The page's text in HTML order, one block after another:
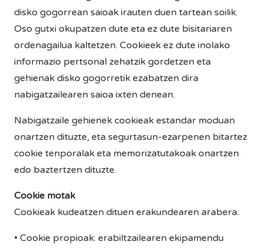
disko gogorrean saioak irauten duen tartean soilik.
Oso gutxi okupatzen dute eta ez dute bisitariaren
ordenagailua kaltetzen. Cookieek ez dute inolako
informazio pertsonal zehatzik gordetzen eta
gehienak disko gogorretik ezabatzen dira
nabigatzailearen saioa ixten denean.
Nabigatzaile gehienek cookieak estandar moduan
onartzen dituzte, eta segurtasun-ezarpenen bitartez
cookie tenporalak eta memorizatutakoak onartzen
edo baztertzen dituzte.
Cookie motak
Cookieak kudeatzen dituen erakundearen arabera:
• Cookie propioak: erabiltzailearen ekipamendu